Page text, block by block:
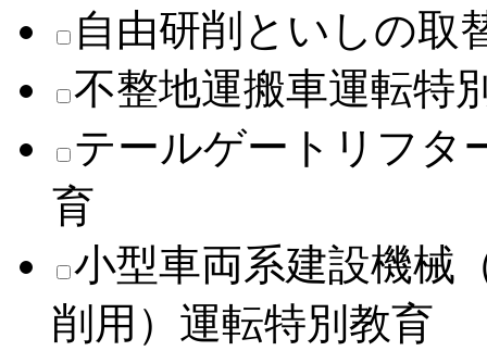
自由研削といしの取
不整地運搬車運転特
テールゲートリフタ
育
小型車両系建設機械
削用）運転特別教育